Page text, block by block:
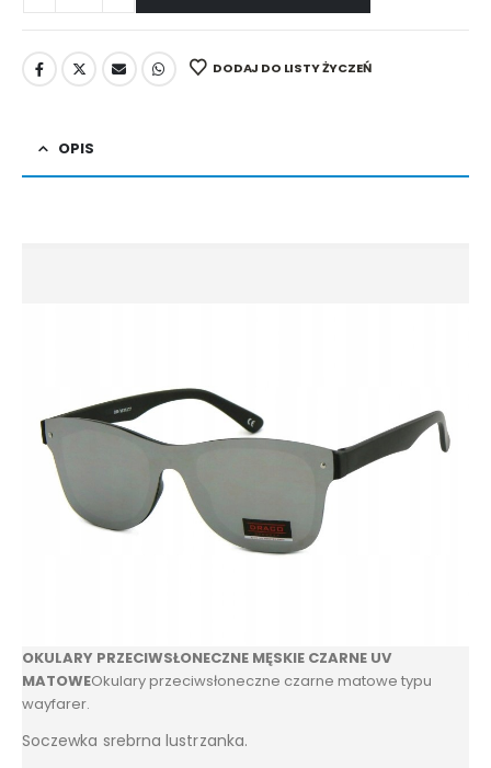
DODAJ DO LISTY ŻYCZEŃ
OPIS
OKULARY PRZECIWSŁONECZNE MĘSKIE CZARNE UV
MATOWEOkulary przeciwsłoneczne czarne matowe typu
wayfarer.
Soczewka srebrna lustrzanka.